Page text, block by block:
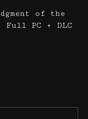
of the
PC + DLC